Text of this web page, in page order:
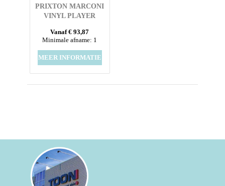
PRIXTON MARCONI
VINYL PLAYER
Vanaf € 93,87
Minimale afname: 1
MEER INFORMATIE